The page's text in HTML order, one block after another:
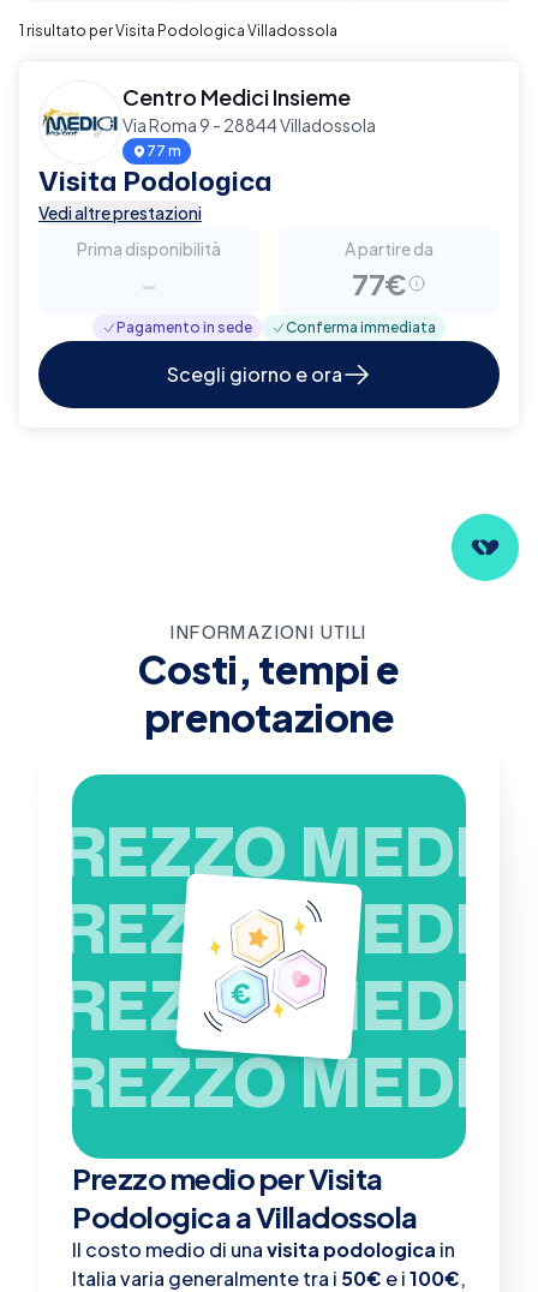
1 risultato per Visita Podologica Villadossola
Centro Medici Insieme
Via Roma 9 - 28844 Villadossola
77 m
Visita Podologica
Vedi altre prestazioni
Prima disponibilità
-
A partire da
77€
Pagamento in sede Conferma immediata
Scegli giorno e ora
INFORMAZIONI UTILI
Costi, tempi e
prenotazione
PREZZO MEDIO
PREZZO MEDIO
PREZZO MEDIO
PREZZO MEDIO
Prezzo medio per Visita
Podologica a Villadossola
Il costo medio di unavisita podologica in
Italia varia generalmente tra i 50€ e i100€,